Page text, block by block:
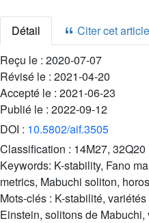
Détail
Citer cet article
Reçu le : 2020-07-07
Révisé le : 2021-04-20
Accepté le : 2021-06-23
Publié le : 2022-09-12
DOI : 10.5802/aif.3505
Classification : 14M27, 32Q20
Keywords: K-stability, Fano
metrics, Mabuchi soliton,
Mots-clés : K-stabilité,
Einstein, solitons de